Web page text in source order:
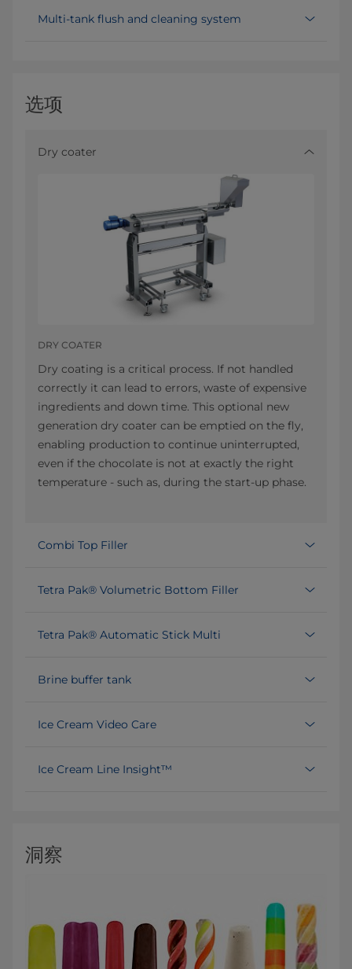
Multi-tank flush and cleaning system
选项
Dry coater
DRY COATER
Dry coating is a critical process. If not handled
correctly it can lead to errors, waste of expensive
ingredients and down time. This optional new
generation dry coater can be emptied on the fly,
enabling production to continue uninterrupted,
even if the chocolate is not at exactly the right
temperature - such as, during the start-up phase.
Combi Top Filler
Tetra Pak® Volumetric Bottom Filler
Tetra Pak® Automatic Stick Multi
Brine buffer tank
Ice Cream Video Care
Ice Cream Line Insight™
洞察